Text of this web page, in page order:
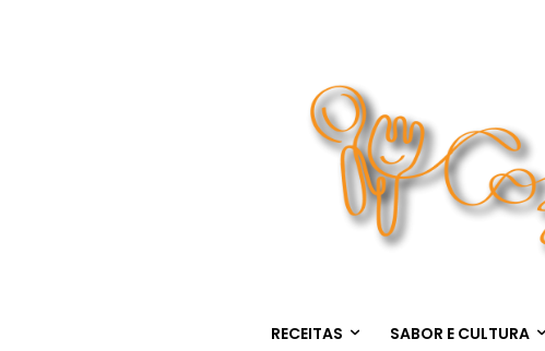
RECEITAS SABOR E CULTURA